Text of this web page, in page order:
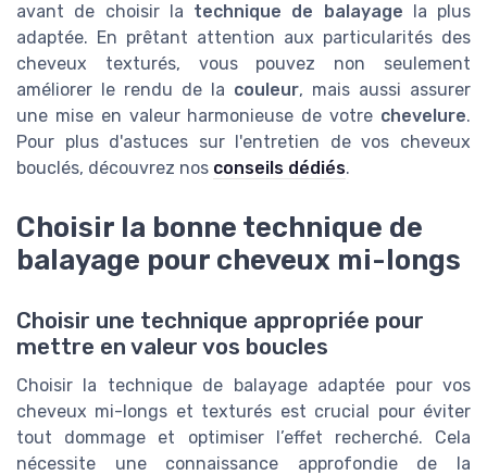
avant de choisir la technique de balayage la plus
adaptée. En prêtant attention aux particularités des
cheveux texturés, vous pouvez non seulement
améliorer le rendu de la couleur, mais aussi assurer
une mise en valeur harmonieuse de votre chevelure.
Pour plus d'astuces sur l'entretien de vos cheveux
bouclés, découvrez nos conseils dédiés.
Choisir la bonne technique de
balayage pour cheveux mi-longs
Choisir une technique appropriée pour
mettre en valeur vos boucles
Choisir la technique de balayage adaptée pour vos
cheveux mi-longs et texturés est crucial pour éviter
tout dommage et optimiser l’effet recherché. Cela
nécessite une connaissance approfondie de la